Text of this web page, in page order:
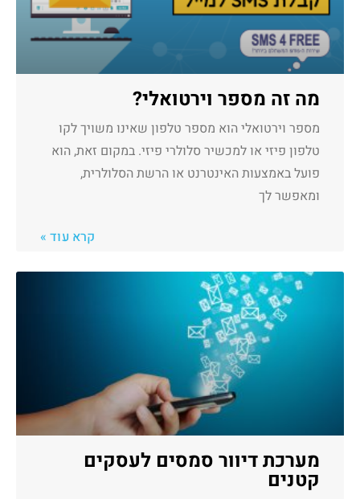
מה זה מספר וירטואלי?
מספר וירטואלי הוא מספר טלפון שאינו משויך לקו
טלפון פיזי או למכשיר סלולרי פיזי. במקום זאת, הוא
פועל באמצעות האינטרנט או הרשת הסלולרית,
ומאפשר לך
קרא עוד »
מערכת דיוור סמסים לעסקים
קטנים